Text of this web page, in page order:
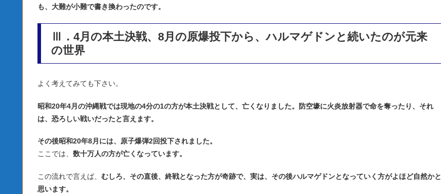
も、大難が小難で書き換わったのです。
Ⅲ．4月の本土決戦、8月の原爆投下から、ハルマゲドンと続いたのが元来
の世界
よく考えてみても下さい。
昭和20年4月の沖縄戦では現地の4分の1の方が本土決戦として、亡くなりました。防空壕に火炎放射器で命を奪ったり、それ
は、恐ろしい戦いだったと言えます。
その後昭和20年8月には、原子爆弾2回投下されました。
ここでは、 数十万人の方が亡くなっています。
この流れで言えば、 むしろ、その直後、終戦となった方が奇跡で、実は、その後ハルマゲドンとなっていく方がよほど自然かと
思います。